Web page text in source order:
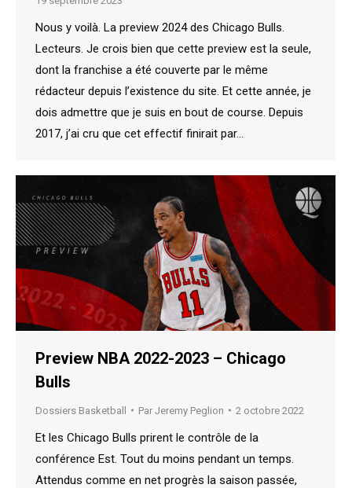
Nous y voilà. La preview 2024 des Chicago Bulls.
Lecteurs. Je crois bien que cette preview est la seule,
dont la franchise a été couverte par le même
rédacteur depuis l’existence du site. Et cette année, je
dois admettre que je suis en bout de course. Depuis
2017, j’ai cru que cet effectif finirait par…
Preview NBA 2022-2023 – Chicago
Bulls
Dossiers Basketball Par Jeremy Peglion 2 octobre 2022
Et les Chicago Bulls prirent le contrôle de la
conférence Est. Tout du moins pendant un temps.
Attendus comme en net progrès la saison passée,